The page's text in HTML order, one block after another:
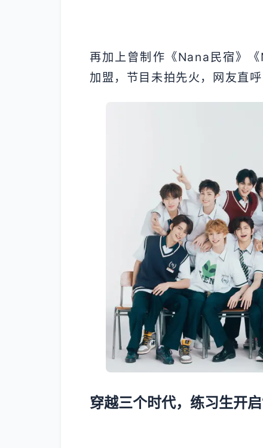
再加上曾制作《Nana民宿》
加盟，节目未拍先火，网友直
穿越三个时代，练习生开